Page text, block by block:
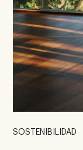
SOSTENIBILIDAD